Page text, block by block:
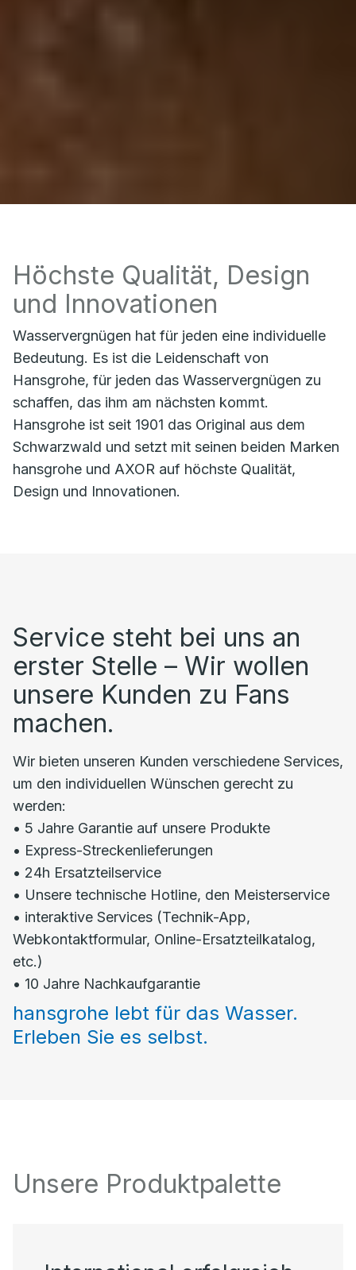
Höchste Qualität, Design
und Innovationen
Wasservergnügen hat für jeden eine individuelle
Bedeutung. Es ist die Leidenschaft von
Hansgrohe, für jeden das Wasservergnügen zu
schaffen, das ihm am nächsten kommt.
Hansgrohe ist seit 1901 das Original aus dem
Schwarzwald und setzt mit seinen beiden Marken
hansgrohe und AXOR auf höchste Qualität,
Design und Innovationen.
Service steht bei uns an
erster Stelle – Wir wollen
unsere Kunden zu Fans
machen.
Wir bieten unseren Kunden verschiedene Services,
um den individuellen Wünschen gerecht zu
werden:
• 5 Jahre Garantie auf unsere Produkte
• Express-Streckenlieferungen
• 24h Ersatzteilservice
• Unsere technische Hotline, den Meisterservice
• interaktive Services (Technik-App,
Webkontaktformular, Online-Ersatzteilkatalog,
etc.)
• 10 Jahre Nachkaufgarantie
hansgrohe lebt für das Wasser.
Erleben Sie es selbst.
Unsere Produktpalette